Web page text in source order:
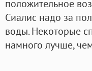
положительное
Сиалис надо за
воды. Некоторые
намного лучше,